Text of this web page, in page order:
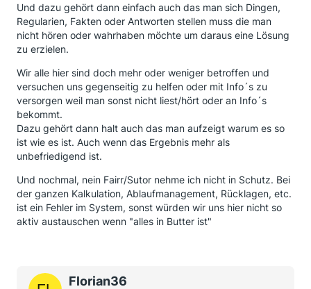
Und dazu gehört dann einfach auch das man sich Dingen,
Regularien, Fakten oder Antworten stellen muss die man
nicht hören oder wahrhaben möchte um daraus eine Lösung
zu erzielen.
Wir alle hier sind doch mehr oder weniger betroffen und
versuchen uns gegenseitig zu helfen oder mit Info´s zu
versorgen weil man sonst nicht liest/hört oder an Info´s
bekommt.
Dazu gehört dann halt auch das man aufzeigt warum es so
ist wie es ist. Auch wenn das Ergebnis mehr als
unbefriedigend ist.
Und nochmal, nein Fairr/Sutor nehme ich nicht in Schutz. Bei
der ganzen Kalkulation, Ablaufmanagement, Rücklagen, etc.
ist ein Fehler im System, sonst würden wir uns hier nicht so
aktiv austauschen wenn "alles in Butter ist"
Florian36